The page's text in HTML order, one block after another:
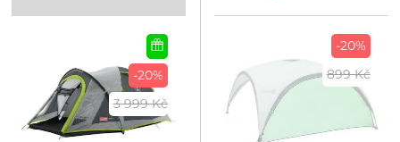
-20%
3 999 Kč
-20%
899 Kč